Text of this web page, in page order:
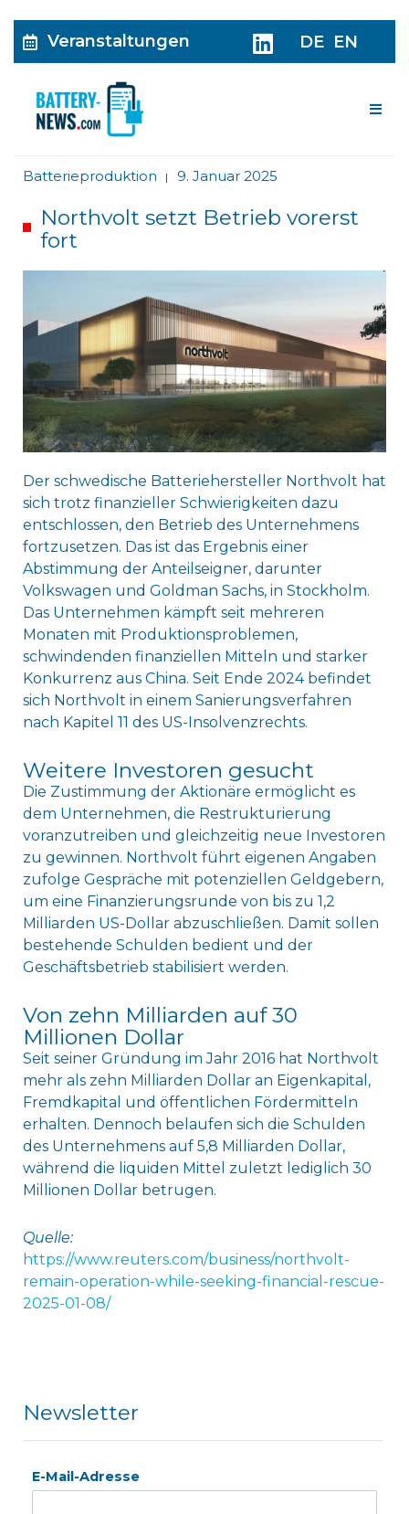
Veranstaltungen DE EN
Batterieproduktion | 9. Januar 2025
Northvolt setzt Betrieb vorerst
fort
Der schwedische Batteriehersteller Northvolt hat
sich trotz finanzieller Schwierigkeiten dazu
entschlossen, den Betrieb des Unternehmens
fortzusetzen. Das ist das Ergebnis einer
Abstimmung der Anteilseigner, darunter
Volkswagen und Goldman Sachs, in Stockholm.
Das Unternehmen kämpft seit mehreren
Monaten mit Produktionsproblemen,
schwindenden finanziellen Mitteln und starker
Konkurrenz aus China. Seit Ende 2024 befindet
sich Northvolt in einem Sanierungsverfahren
nach Kapitel 11 des US-Insolvenzrechts.
Weitere Investoren gesucht
Die Zustimmung der Aktionäre ermöglicht es
dem Unternehmen, die Restrukturierung
voranzutreiben und gleichzeitig neue Investoren
zu gewinnen. Northvolt führt eigenen Angaben
zufolge Gespräche mit potenziellen Geldgebern,
um eine Finanzierungsrunde von bis zu 1,2
Milliarden US-Dollar abzuschließen. Damit sollen
bestehende Schulden bedient und der
Geschäftsbetrieb stabilisiert werden.
Von zehn Milliarden auf 30
Millionen Dollar
Seit seiner Gründung im Jahr 2016 hat Northvolt
mehr als zehn Milliarden Dollar an Eigenkapital,
Fremdkapital und öffentlichen Fördermitteln
erhalten. Dennoch belaufen sich die Schulden
des Unternehmens auf 5,8 Milliarden Dollar,
während die liquiden Mittel zuletzt lediglich 30
Millionen Dollar betrugen.
Quelle:
https://www.reuters.com/business/northvolt-
remain-operation-while-seeking-financial-rescue-
2025-01-08/
Newsletter
E-Mail-Adresse